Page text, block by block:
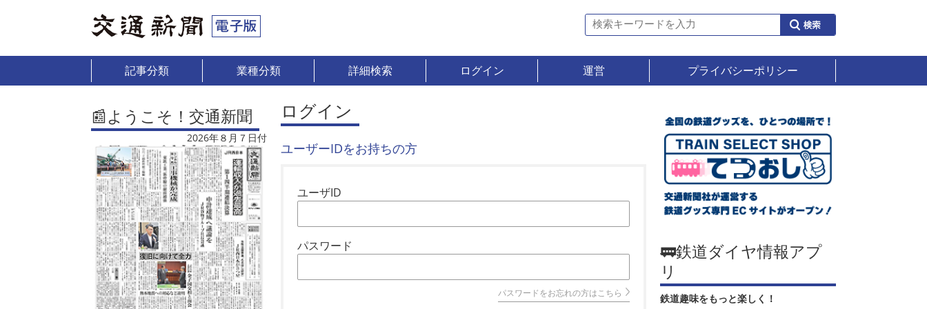
記事分類 業種分類 詳細検索 ログイン 運営 プライバシーポリシー
📰ようこそ！交通新聞
2026年８月７日付
ログイン
ユーザーIDをお持ちの方
ユーザID
パスワード
パスワードをお忘れの方はこちら
🚃鉄道ダイヤ情報アプ
リ
鉄道趣味をもっと楽しく！